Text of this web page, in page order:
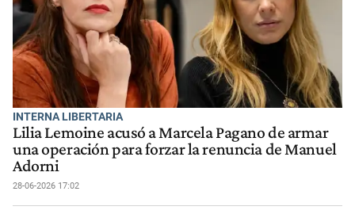
INTERNA LIBERTARIA
Lilia Lemoine acusó a Marcela Pagano de armar
una operación para forzar la renuncia de Manuel
Adorni
28-06-2026 17:02